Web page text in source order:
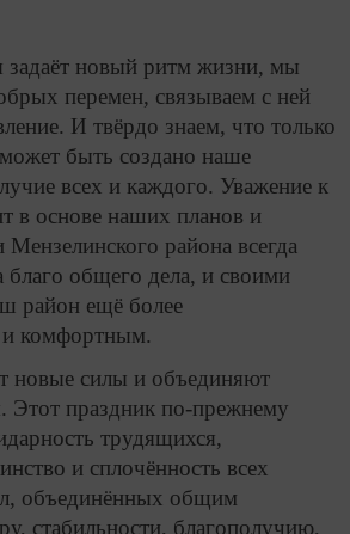
задаёт новый ритм жизни, мы
перемен, связываем с ней
И твёрдо знаем, что только
быть создано наше
всех и каждого. Уважение к
в основе наших планов и
района всегда
благо общего дела, и своими
район ещё более
и комфортным.
новые силы и объединяют
Этот праздник по-прежнему
трудящихся,
и сплочённость всех
объединённых общим
стабильности, благополучию,